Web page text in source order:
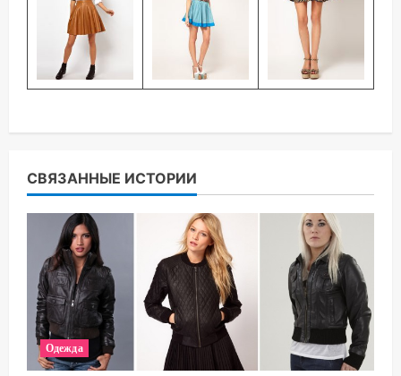
СВЯЗАННЫЕ ИСТОРИИ
Одежда